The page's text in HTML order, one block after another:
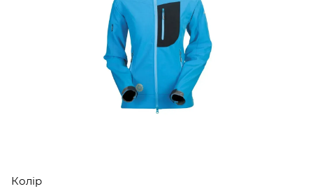
Колір